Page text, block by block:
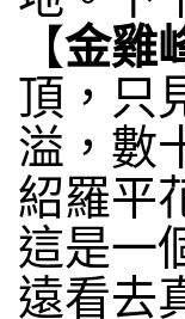
【金雞
頂，只
溢，數
紹羅平
這是一
遠看去